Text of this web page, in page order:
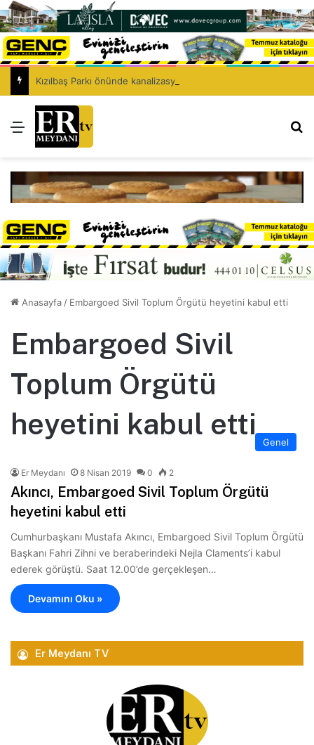
Menü
Anasayfa / Embargoed Sivil Toplum Örgütü heyetini kabul etti
Embargoed Sivil
Toplum Örgütü
heyetini kabul etti
Genel
Er Meydanı 8 Nisan 2019 0 2
Akıncı, Embargoed Sivil Toplum Örgütü
heyetini kabul etti
Cumhurbaşkanı Mustafa Akıncı, Embargoed Sivil Toplum Örgütü
Başkanı Fahri Zihni ve beraberindeki Nejla Claments’i kabul
ederek görüştü. Saat 12.00’de gerçekleşen…
Devamını Oku »
Er Meydanı TV